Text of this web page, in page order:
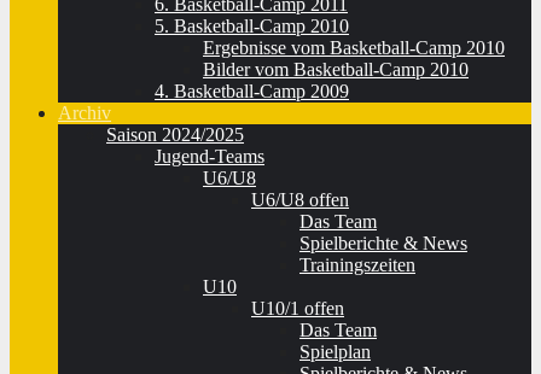
6. Basketball-Camp 2011
5. Basketball-Camp 2010
Ergebnisse vom Basketball-Camp 2010
Bilder vom Basketball-Camp 2010
4. Basketball-Camp 2009
Archiv
Saison 2024/2025
Jugend-Teams
U6/U8
U6/U8 offen
Das Team
Spielberichte & News
Trainingszeiten
U10
U10/1 offen
Das Team
Spielplan